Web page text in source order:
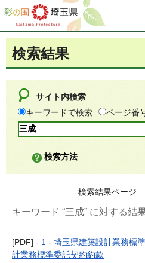
彩の国 埼玉県
検索結果
サイト内検索
キーワードで検索
ページ番
検索方法
検索結果ページ
キーワード “三成” に対する結
[PDF] - 1 - 埼玉県建築設計業務標
計業務標準委託契約約款